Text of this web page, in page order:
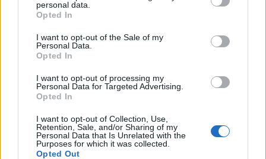
grant or deny consent to Google and its third-party tags to
use your data for below specified purposes in below Google
consent section.
personal data.
Opted In
I want to opt-out of the Sale of my
Personal Data.
Opted In
I want to opt-out of processing my
Personal Data for Targeted Advertising.
Opted In
I want to opt-out of Collection, Use,
Retention, Sale, and/or Sharing of my
Personal Data that Is Unrelated with the
Purposes for which it was collected.
Opted Out
Αν τα χάσατε